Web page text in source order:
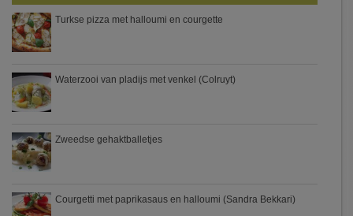
Turkse pizza met halloumi en courgette
Waterzooi van pladijs met venkel (Colruyt)
Zweedse gehaktballetjes
Courgetti met paprikasaus en halloumi (Sandra Bekkari)